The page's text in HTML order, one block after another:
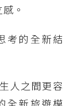
。
考的全新結
人之間更容